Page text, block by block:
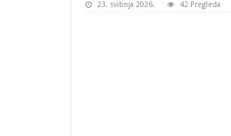
23. svibnja 2026. 42 Pregleda